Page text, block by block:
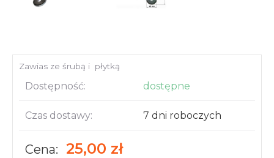
Zawias ze śrubą i płytką
Dostępność: dostępne
Czas dostawy: 7 dni roboczych
Cena: 25,00 zł